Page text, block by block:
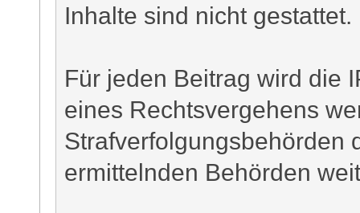
Inhalte sind nicht gestattet.
Für jeden Beitrag wird die
eines Rechtsvergehens
Strafverfolgungsbehörden
ermittelnden Behörden